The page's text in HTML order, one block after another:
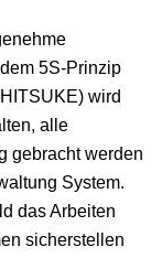
5S-Prinzip
wird
alle
gebracht werden
System.
das Arbeiten
sicherstellen